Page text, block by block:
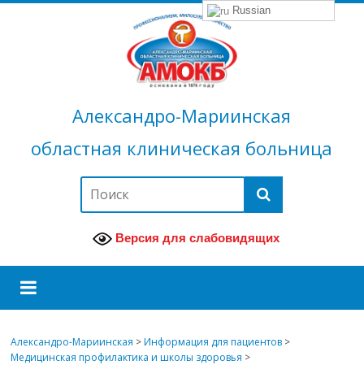
Александро-Мариинская
областная клиническая больница
Версия для слабовидящих
Александро-Мариинская >Информация для пациентов >
Медицинская профилактика и школы здоровья >
Russian